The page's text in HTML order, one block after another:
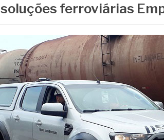
soluções ferroviárias